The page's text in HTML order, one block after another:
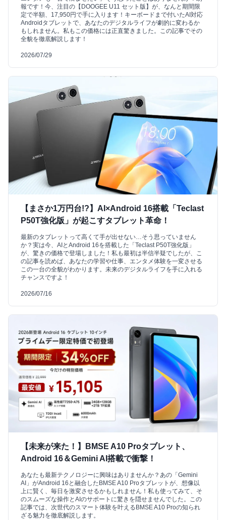
報です！今、注目の【DOOGEE U11 セット版】が、なんと期間限
定で半額、17,950円で手に入ります！キーボードまで付いたAI対応
Androidタブレットで、あなたのデジタルライフが劇的に変わるか
もしれません。私もこの価格には正直驚きました。この記事でその
全貌を徹底解説します！
2026/07/29
【まさか1万円台!?】AI×Android 16搭載「Teclast
P50T強化版」が起こすタブレット革命！
最新のタブレットって高くて手が出せない…そう思っていません
か？実は今、AIとAndroid 16を搭載した「Teclast P50T強化版」
が、驚きの価格で登場しました！私も最初は半信半疑でしたが、こ
の記事を読めば、あなたの学習や仕事、エンタメ体験を一変させる
この一台の全貌がわかります。未来のデジタルライフを手に入れる
チャンスですよ！
2026/07/16
【未来が来た！】BMSE A10 Proタブレット、
Android 16＆Gemini AI搭載で衝撃！
あなたも最新テクノロジーに興味はありませんか？あの「Gemini
AI」がAndroid 16と融合したBMSE A10 Proタブレットが、想像以
上に賢く、毎日を激変させるかもしれません！私も使ってみて、そ
のスムーズな操作とAIのサポートに驚きを隠せませんでした。この
記事では、次世代のスマート体験を叶えるBMSE A10 Proの知られ
ざる魅力を徹底解説します。